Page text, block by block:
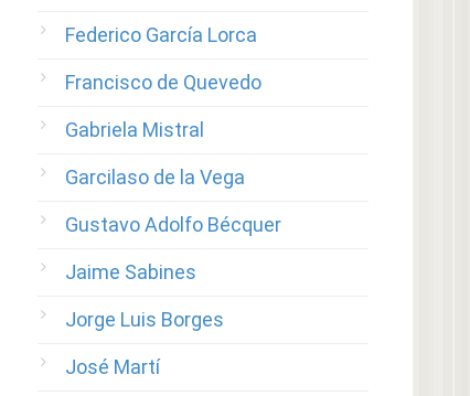
Federico García Lorca
Francisco de Quevedo
Gabriela Mistral
Garcilaso de la Vega
Gustavo Adolfo Bécquer
Jaime Sabines
Jorge Luis Borges
José Martí